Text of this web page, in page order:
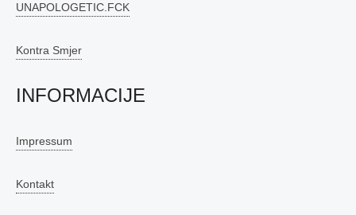
UNAPOLOGETIC.FCK
Kontra Smjer
INFORMACIJE
Impressum
Kontakt